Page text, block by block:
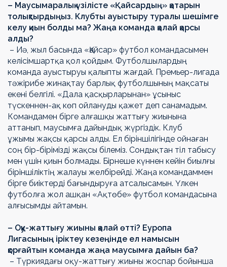
– Маусымаралық үзілісте «Қайсардың» қатарын
толықтырдыңыз. Клубты ауыстыру туралы шешімге
келу қиын болды ма? Жаңа команда қалай қарсы
алды?
– Иә, жыл басында «Қайсар» футбол командасымен
келісімшартқа қол қойдым. Футболшылардың
команда ауыстыруы қалыпты жағдай. Премьер-лигада
тәжірибе жинақтау барлық футболшының мақсаты
екені белгілі. «Дала қасқырларынан» ұсыныс
түскеннен-ақ көп ойлануды қажет деп санамадым.
Командамен бірге алғашқы жаттығу жиынына
аттанып, маусымға дайындық жүргіздік. Клуб
ұжымы жақсы қарсы алды. Ел біріншілігінде ойнаған
соң бір-бірімізді жақсы білеміз. Сондықтан тіл табысу
мен үшін қиын болмады. Бірнеше күннен кейін биылғы
біріншіліктің жалауы желбірейді. Жаңа командаммен
бірге биіктерді бағындыруға атсалысамын. Үлкен
футболға жол ашқан «Ақтөбе» футбол командасына
алғысымды айтамын.
– Оқу-жаттығу жиыны қалай өтті? Еуропа
Лигасының іріктеу кезеңінде ел намысын
қорғайтын команда жаңа маусымға дайын ба?
– Түркиядағы оқу-жаттығу жиыны жоспар бойынша